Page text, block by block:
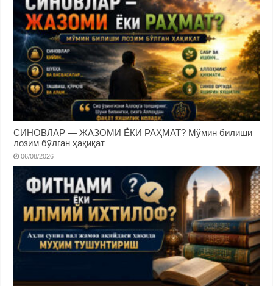
СИНОВЛАР — ЖАЗОМИ ЁКИ РАҲМАТ? Мўмин билиши
лозим бўлган ҳақиқат
06/08/2026